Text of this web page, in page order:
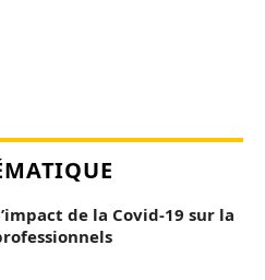
de la Covid-19 sur la